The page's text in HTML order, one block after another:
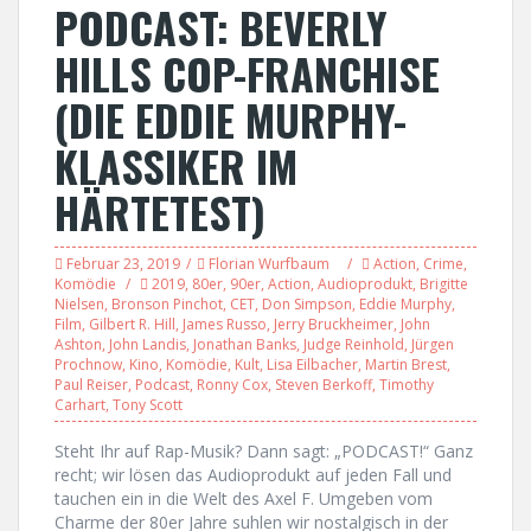
PODCAST: BEVERLY
HILLS COP-FRANCHISE
(DIE EDDIE MURPHY-
KLASSIKER IM
HÄRTETEST)
Februar 23, 2019 Florian Wurfbaum Action, Crime,
Komödie
2019, 80er, 90er, Action, Audioprodukt, Brigitte
Nielsen, Bronson Pinchot, CET, Don Simpson, Eddie Murphy,
Film, Gilbert R. Hill, James Russo, Jerry Bruckheimer, John
Ashton, John Landis, Jonathan Banks, Judge Reinhold, Jürgen
Prochnow, Kino, Komödie, Kult, Lisa Eilbacher, Martin Brest,
Paul Reiser, Podcast, Ronny Cox, Steven Berkoff, Timothy
Carhart, Tony Scott
Steht Ihr auf Rap-Musik? Dann sagt: „PODCAST!“ Ganz
recht; wir lösen das Audioprodukt auf jeden Fall und
tauchen ein in die Welt des Axel F. Umgeben vom
Charme der 80er Jahre suhlen wir nostalgisch in der